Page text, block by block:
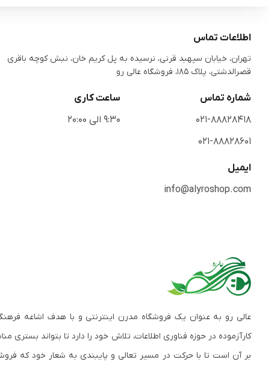
اطلاعات تماس
تهران، خیابان سپهبد قرنی، نرسیده به پل کریم خان، نبش کوچه باقری
قصرالدشتی،‌ پلاک 185، فروشگاه عالی رو
شماره تماس
021-88828418
021-88828601
ساعت کاری
9:30 الی 20:00
ایمیل
info@alyroshop.com
عالی رو به عنوان یک فروشگاه مدرن اینترنتی و با هدف اشاعه
کارآزموده در حوزه فناوری اطلاعات، تلاش خود را دارد تا بتواند
بر آن است تا با حرکت در مسیر تعالی و پایبندی به شعار خود که